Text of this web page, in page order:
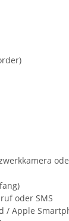
oder SMS
/ Apple